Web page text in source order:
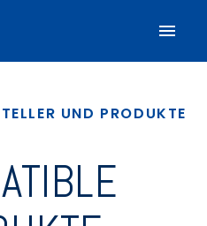
UND PRODUKTE